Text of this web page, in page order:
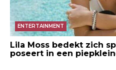
ENTERTAINMENT
Lila Moss bedekt zich
poseert in een